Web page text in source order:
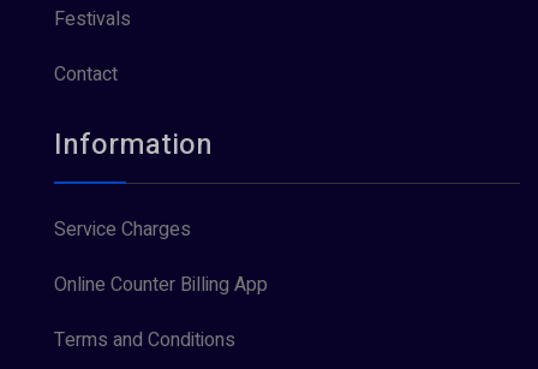
Festivals
Contact
Information
Service Charges
Online Counter Billing App
Terms and Conditions